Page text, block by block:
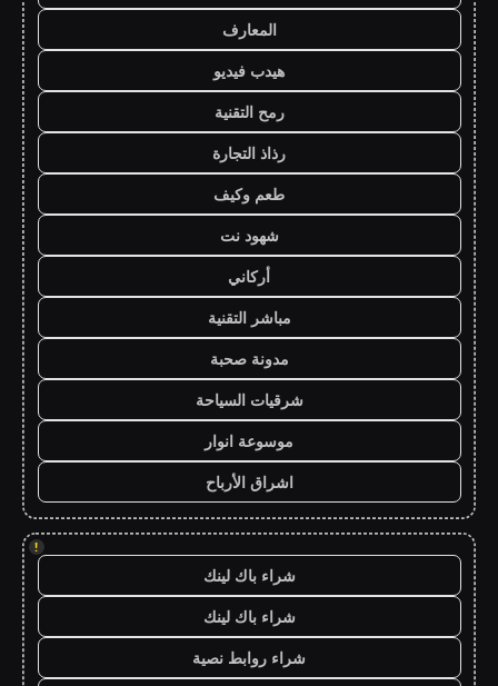
المعارف
هيدب فيديو
رمح التقنية
رذاذ التجارة
طعم وكيف
شهود نت
أركاني
مباشر التقنية
مدونة صحبة
شرقيات السياحة
موسوعة انوار
اشراق الأرباح
!
شراء باك لينك
شراء باك لينك
شراء روابط نصية